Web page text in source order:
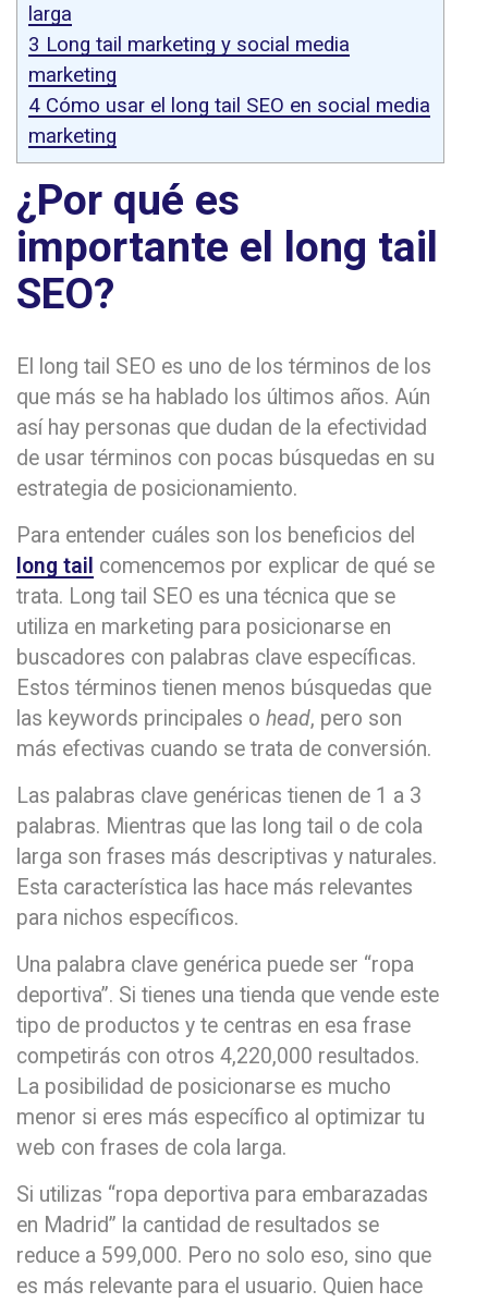
larga
3 Long tail marketing y social media
marketing
4 Cómo usar el long tail SEO en social media
marketing
¿Por qué es
importante el long tail
SEO?
El long tail SEO es uno de los términos de los
que más se ha hablado los últimos años. Aún
así hay personas que dudan de la efectividad
de usar términos con pocas búsquedas en su
estrategia de posicionamiento.
Para entender cuáles son los beneficios del
long tail comencemos por explicar de qué se
trata. Long tail SEO es una técnica que se
utiliza en marketing para posicionarse en
buscadores con palabras clave específicas.
Estos términos tienen menos búsquedas que
las keywords principales o head, pero son
más efectivas cuando se trata de conversión.
Las palabras clave genéricas tienen de 1 a 3
palabras. Mientras que las long tail o de cola
larga son frases más descriptivas y naturales.
Esta característica las hace más relevantes
para nichos específicos.
Una palabra clave genérica puede ser “ropa
deportiva”. Si tienes una tienda que vende este
tipo de productos y te centras en esa frase
competirás con otros 4,220,000 resultados.
La posibilidad de posicionarse es mucho
menor si eres más específico al optimizar tu
web con frases de cola larga.
Si utilizas “ropa deportiva para embarazadas
en Madrid” la cantidad de resultados se
reduce a 599,000. Pero no solo eso, sino que
es más relevante para el usuario. Quien hace